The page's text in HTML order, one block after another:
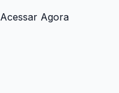
Acessar Agora